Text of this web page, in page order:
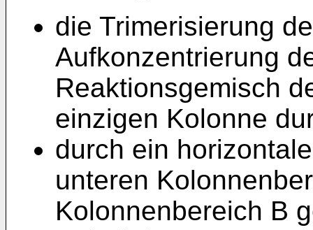
die Trimerisierung
Aufkonzentrierung
Reaktionsgemisch
einzigen Kolonne
durch ein
unteren
Kolonnenbereich B